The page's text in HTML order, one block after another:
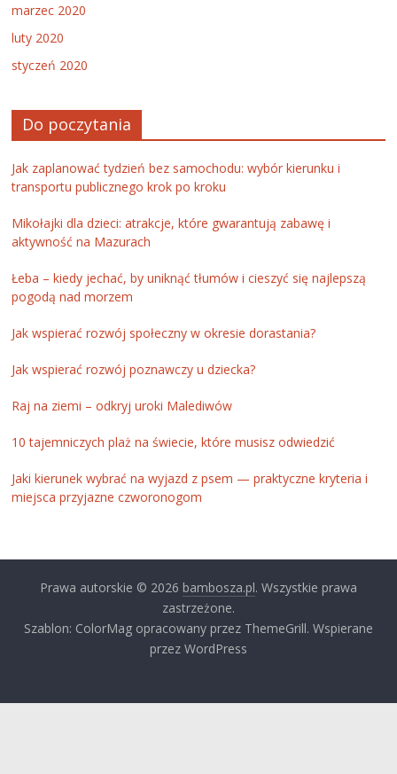
marzec 2020
luty 2020
styczeń 2020
Do poczytania
Jak zaplanować tydzień bez samochodu: wybór kierunku i
transportu publicznego krok po kroku
Mikołajki dla dzieci: atrakcje, które gwarantują zabawę i
aktywność na Mazurach
Łeba – kiedy jechać, by uniknąć tłumów i cieszyć się najlepszą
pogodą nad morzem
Jak wspierać rozwój społeczny w okresie dorastania?
Jak wspierać rozwój poznawczy u dziecka?
Raj na ziemi – odkryj uroki Malediwów
10 tajemniczych plaż na świecie, które musisz odwiedzić
Jaki kierunek wybrać na wyjazd z psem — praktyczne kryteria i
miejsca przyjazne czworonogom
Prawa autorskie © 2026 bambosza.pl. Wszystkie prawa
zastrzeżone.
Szablon: ColorMag opracowany przez ThemeGrill. Wspierane
przez WordPress